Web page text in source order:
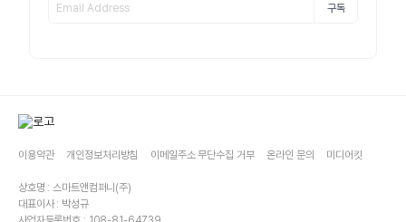
구독
이용약관 개인정보처리방침 이메일주소 무단수집 거부 온라인 문의 미디어킷
상호명 : 스마트앤컴퍼니(주)
대표이사 : 박성규